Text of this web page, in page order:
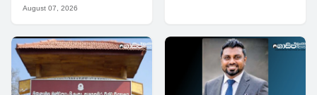
August 07, 2026